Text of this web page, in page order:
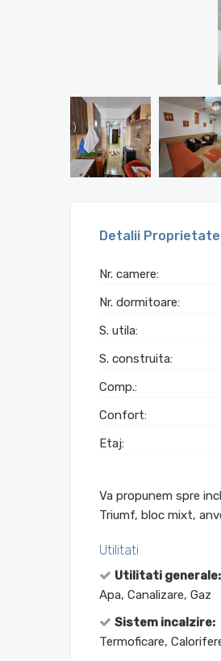
Detalii Proprietate
Nr. camere:
Nr. dormitoare:
S. utila:
S. construita:
Comp.:
Confort:
Etaj:
Va propunem spre
Triumf, bloc mixt,
Utilitati
Utilitati generale:
Apa, Canalizare, Gaz
Sistem incalzire:
Termoficare,